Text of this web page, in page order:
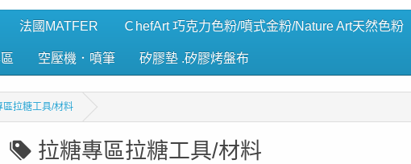
法國MATFER ＣhefArt 巧克力色粉/噴式金粉/Nature Art天然色粉
空壓機．噴筆 矽膠墊 .矽膠烤盤布
區拉糖工具/材料
拉糖專區拉糖工具/材料